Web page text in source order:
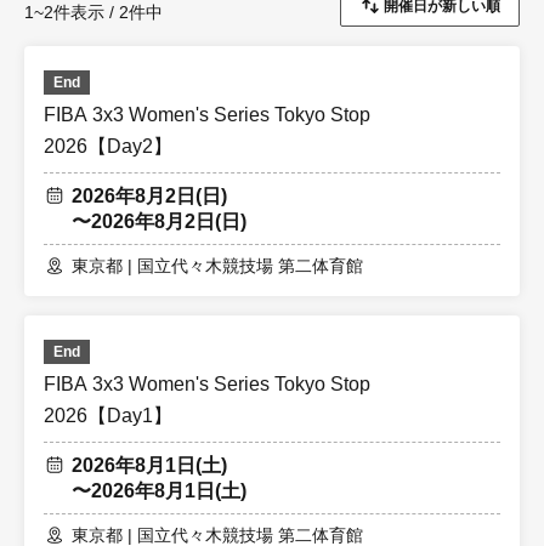
1~2件表示 / 2件中
End
FIBA 3x3 Women's Series Tokyo Stop
2026【Day2】
2026年8月2日(日)
〜2026年8月2日(日)
東京都 | 国立代々木競技場 第二体育館
End
FIBA 3x3 Women's Series Tokyo Stop
2026【Day1】
2026年8月1日(土)
〜2026年8月1日(土)
東京都 | 国立代々木競技場 第二体育館